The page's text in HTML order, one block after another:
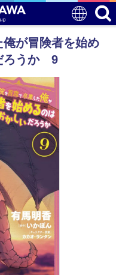
が冒険者を始め
ろうか 9